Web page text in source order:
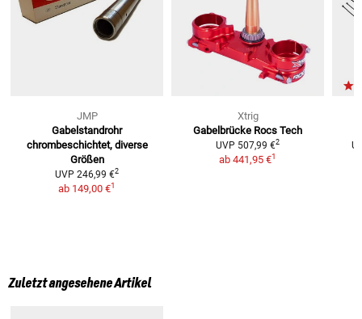
JMP
Gabelstandrohr
chrombeschichtet, diverse
Größen
UVP 246,99 €2
ab 149,00 €1
Xtrig
Gabelbrücke Rocs Tech
UVP 507,99 €2
ab 441,95 €1
Zuletzt angesehene Artikel